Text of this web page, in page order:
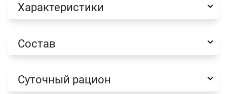
Характеристики
Состав
Суточный рацион
Продолжить покупки
Телефон
E-mail
отправить